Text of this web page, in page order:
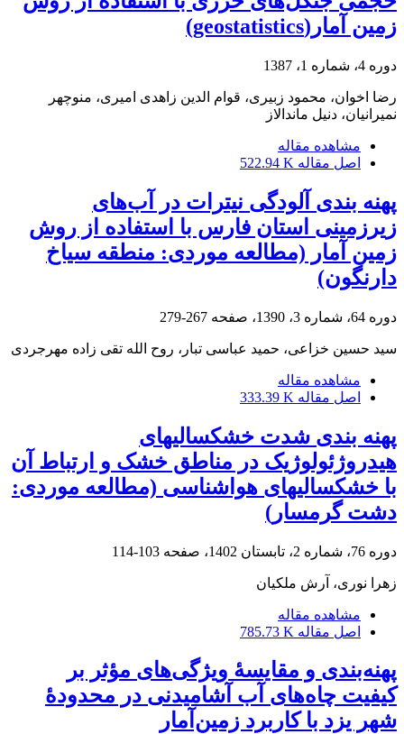
زمین آمار(geostatistics)
دوره 4، شماره 1، 1387
رضا اخوان، محمود زبیری، قوام الدین زاهدی امیری، منوچهر
نمیرانیان، دنیل ماندالاز
مشاهده مقاله
اصل مقاله 522.94 K
پهنه بندی آلودگی نیترات در آب‌های
زیرزمینی استان فارس با استفاده از روش
زمین آمار (مطالعه موردی: منطقه سیاخ
دارنگون)
دوره 64، شماره 3، 1390، صفحه 267-279
سید حسین خزاعی، حمید عباسی تبار، روح الله تقی زاده مهرجردی
مشاهده مقاله
اصل مقاله 333.39 K
پهنه بندی شدت خشکسالیهای
هیدروژئولوژیک در مناطق خشک و ارتباط آن
با خشکسالیهای هواشناسی (مطالعه موردی:
دشت گرمسار)
دوره 76، شماره 2، تابستان 1402، صفحه 103-114
زهرا نوری، آرش ملکیان
مشاهده مقاله
اصل مقاله 785.73 K
پهنه‌بندی و مقایسۀ ویژگی‌های مؤثر بر
کیفیت چاه‌های آب آشامیدنی در محدودۀ
شهر یزد با کاربرد زمین‌آمار